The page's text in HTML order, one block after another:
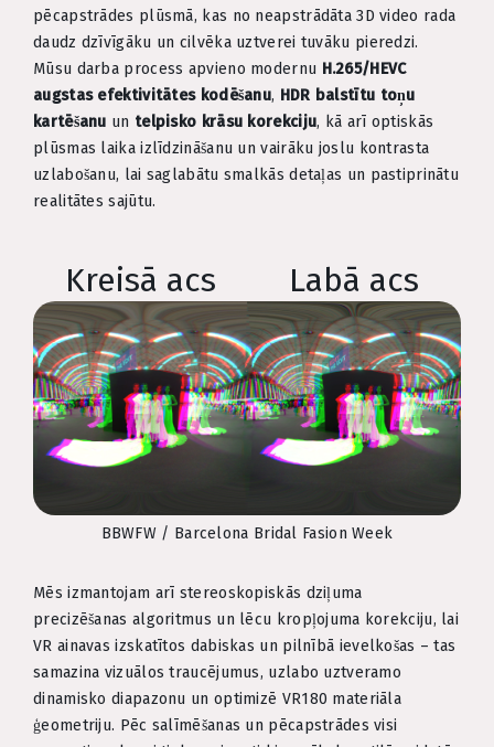
pēcapstrādes plūsmā, kas no neapstrādāta 3D video rada
daudz dzīvīgāku un cilvēka uztverei tuvāku pieredzi.
Mūsu darba process apvieno modernu H.265/HEVC
augstas efektivitātes kodēšanu, HDR balstītu toņu
kartēšanu un telpisko krāsu korekciju, kā arī optiskās
plūsmas laika izlīdzināšanu un vairāku joslu kontrasta
uzlabošanu, lai saglabātu smalkās detaļas un pastiprinātu
realitātes sajūtu.
Kreisā acs Labā acs
BBWFW / Barcelona Bridal Fasion Week
Mēs izmantojam arī stereoskopiskās dziļuma
precizēšanas algoritmus un lēcu kropļojuma korekciju, lai
VR ainavas izskatītos dabiskas un pilnībā ievelkošas – tas
samazina vizuālos traucējumus, uzlabo uztveramo
dinamisko diapazonu un optimizē VR180 materiāla
ģeometriju. Pēc salīmēšanas un pēcapstrādes visi